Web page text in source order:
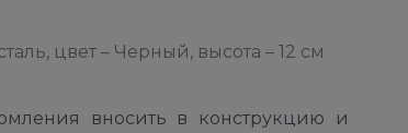
цвет – Черный, высота – 12 см
вносить в конструкцию и